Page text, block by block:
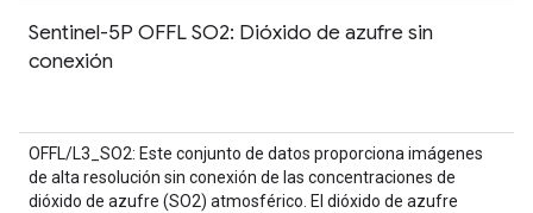
Sentinel-5P OFFL SO2: Dióxido de azufre sin
conexión
OFFL/L3_SO2: Este conjunto de datos proporciona imágenes
de alta resolución sin conexión de las concentraciones de
dióxido de azufre (SO2) atmosférico. El dióxido de azufre